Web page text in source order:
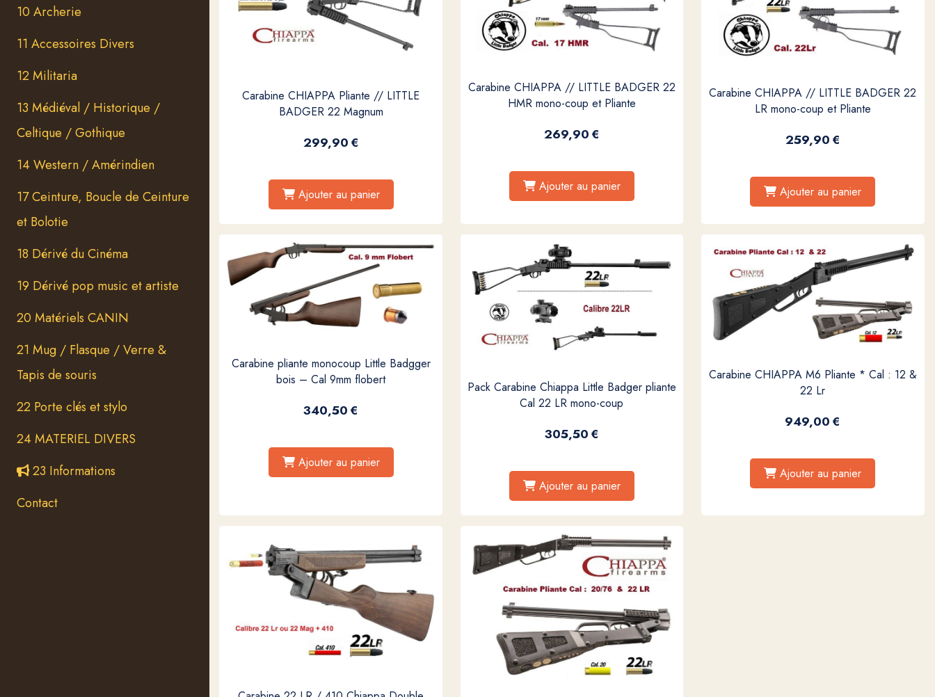
10 Archerie
11 Accessoires Divers
12 Militaria
13 Médiéval / Historique /
Celtique / Gothique
14 Western / Amérindien
17 Ceinture, Boucle de Ceinture
et Bolotie
18 Dérivé du Cinéma
19 Dérivé pop music et artiste
20 Matériels CANIN
21 Mug / Flasque / Verre &
Tapis de souris
22 Porte clés et stylo
24 MATERIEL DIVERS
23 Informations
Contact
Carabine CHIAPPA Pliante // LITTLE
BADGER 22 Magnum
299,90€
Ajouter au panier
Carabine CHIAPPA // LITTLE BADGER 22
HMR mono-coup et Pliante
269,90€
Ajouter au panier
Carabine CHIAPPA // LITTLE BADGER 22
LR mono-coup et Pliante
259,90€
Ajouter au panier
Carabine pliante monocoup Little Badgger
bois – Cal 9mm flobert
340,50€
Ajouter au panier
Pack Carabine Chiappa Little Badger pliante
Cal 22 LR mono-coup
305,50€
Ajouter au panier
Carabine CHIAPPA M6 Pliante * Cal : 12 &
22 Lr
949,00€
Ajouter au panier